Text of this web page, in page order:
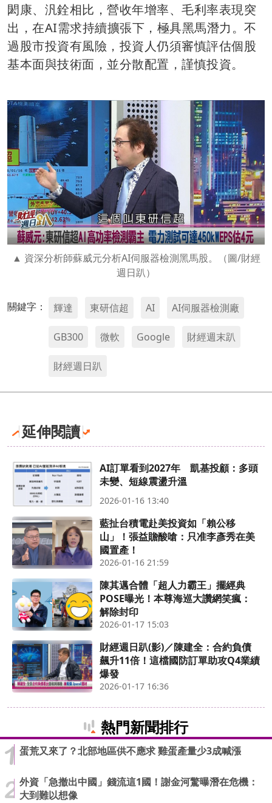
閎康、汎銓相比，營收年增率、毛利率表現突
出，在AI需求持續擴張下，極具黑馬潛力。不
過股市投資有風險，投資人仍須審慎評估個股
基本面與技術面，並分散配置，謹慎投資。
資深分析師蘇威元分析AI伺服器檢測黑馬股。（圖/財經
週日趴）
關鍵字： 輝達 東研信超 AI AI伺服器檢測廠
GB300 微軟 Google 財經週末趴
財經週日趴
延伸閱讀
AI訂單看到2027年 凱基投顧：多頭
未變、短線震盪升溫
2026-01-16 13:40
藍扯台積電赴美投資如「賴公移
山」！張益贍酸嗆：只准李彥秀在美
國置產！
2026-01-16 21:59
陳其邁合體「超人力霸王」擺經典
POSE曝光！本尊海巡大讚網笑瘋：
解除封印
2026-01-17 15:03
財經週日趴(影)／陳建全：合約負債
飆升11倍！這檔國防訂單助攻Q4業績
爆發
2026-01-17 16:36
熱門新聞排行
蛋荒又來了？北部地區供不應求 雞蛋產量少3成喊漲
外資「急撤出中國」錢流這1國！謝金河驚曝潛在危機：
大到難以想像